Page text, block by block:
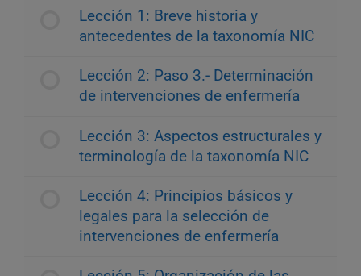
Lección 1: Breve historia y
antecedentes de la taxonomía NIC
Lección 2: Paso 3.- Determinación
de intervenciones de enfermería
Lección 3: Aspectos estructurales y
terminología de la taxonomía NIC
Lección 4: Principios básicos y
legales para la selección de
intervenciones de enfermería